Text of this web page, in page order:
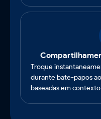
Troque
durante bate-papos
baseadas em